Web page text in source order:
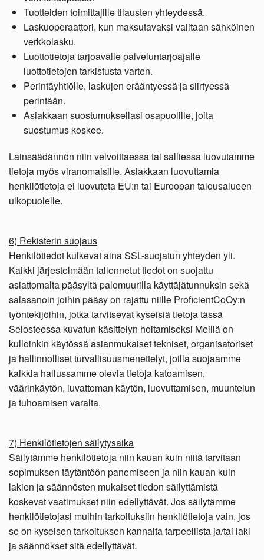
Tuotteiden toimittajille tilausten yhteydessä.
Laskuoperaattori, kun maksutavaksi valitaan sähköinen
verkkolasku.
Luottotietoja tarjoavalle palveluntarjoajalle
luottotietojen tarkistusta varten.
Perintäyhtiölle, laskujen erääntyessä ja siirtyessä
perintään.
Asiakkaan suostumuksellasi osapuolille, joita
suostumus koskee.
Lainsäädännön niin velvoittaessa tai salliessa luovutamme
tietoja myös viranomaisille. Asiakkaan luovuttamia
henkilötietoja ei luovuteta EU:n tai Euroopan talousalueen
ulkopuolelle.
6) Rekisterin suojaus
Henkilötiedot kulkevat aina SSL-suojatun yhteyden yli.
Kaikki järjestelmään tallennetut tiedot on suojattu
asiattomalta pääsyltä palomuurilla käyttäjätunnuksin sekä
salasanoin joihin pääsy on rajattu niille ProficientCoOy:n
työntekijöihin, jotka tarvitsevat kyseisiä tietoja tässä
Selosteessa kuvatun käsittelyn hoitamiseksi Meillä on
kulloinkin käytössä asianmukaiset tekniset, organisatoriset
ja hallinnolliset turvallisuusmenettelyt, joilla suojaamme
kaikkia hallussamme olevia tietoja katoamisen,
väärinkäytön, luvattoman käytön, luovuttamisen, muuntelun
ja tuhoamisen varalta.
7) Henkilötietojen säilytysaika
Säilytämme henkilötietoja niin kauan kuin niitä tarvitaan
sopimuksen täytäntöön panemiseen ja niin kauan kuin
lakien ja säännösten mukaiset tiedon säilyttämistä
koskevat vaatimukset niin edellyttävät. Jos säilytämme
henkilötietojasi muihin tarkoituksiin henkilötietoja vain, jos
se on kyseisen tarkoituksen kannalta tarpeellista ja/tai laki
ja säännökset sitä edellyttävät.